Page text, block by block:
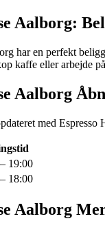
Aalborg:
har en perfekt
kaffe eller arbejde
Aalborg
med Espresso
19:00
18:00
Aalborg